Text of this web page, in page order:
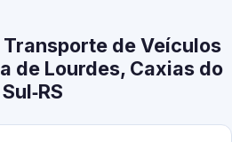
de Veículos
de Lourdes, Caxias do
Sul‑RS